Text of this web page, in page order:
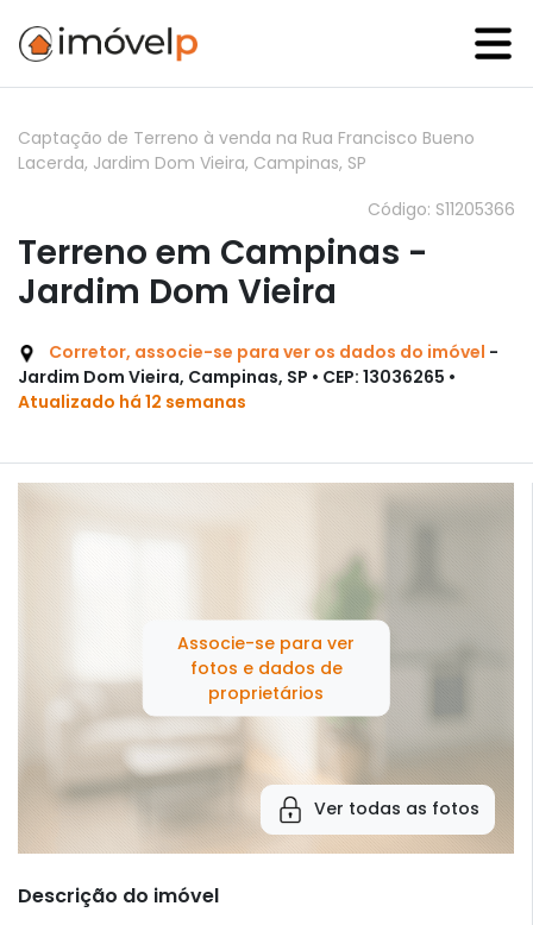
Captação de Terreno à venda na Rua Francisco Bueno
Lacerda, Jardim Dom Vieira, Campinas, SP
Código: S11205366
Terreno em Campinas -
Jardim Dom Vieira
Corretor, associe-se para ver os dados do imóvel -
Jardim Dom Vieira, Campinas, SP • CEP: 13036265 •
Atualizado há 12 semanas
Associe-se para ver
fotos e dados de
proprietários
Ver todas as fotos
Descrição do imóvel